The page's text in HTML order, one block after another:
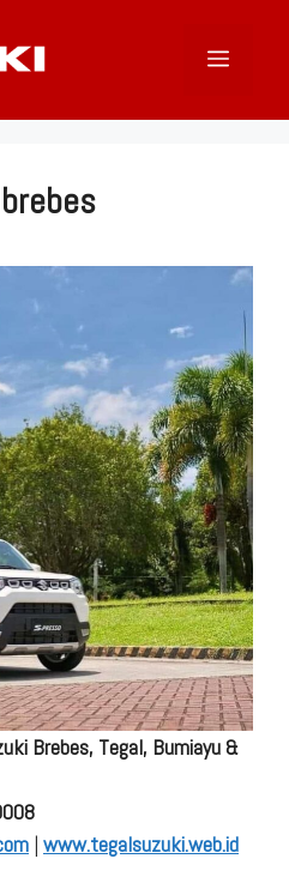
Menu
Brebes, Tegal, Bumiayu &
| www.tegalsuzuki.web.id